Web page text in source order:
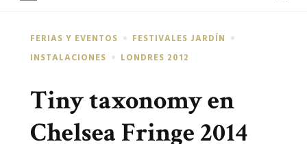
FERIAS Y EVENTOS
FESTIVALES JARDÍN
INSTALACIONES
LONDRES 2012
Tiny taxonomy en
Chelsea Fringe 2014